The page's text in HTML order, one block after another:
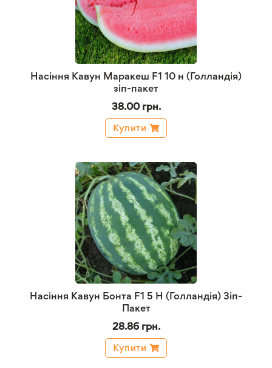
Насіння Кавун Маракеш F1 10 н (Голландія)
зіп-пакет
38.00 грн.
Купити
Насіння Кавун Бонта F1 5 Н (Голландія) Зіп-
Пакет
28.86 грн.
Купити